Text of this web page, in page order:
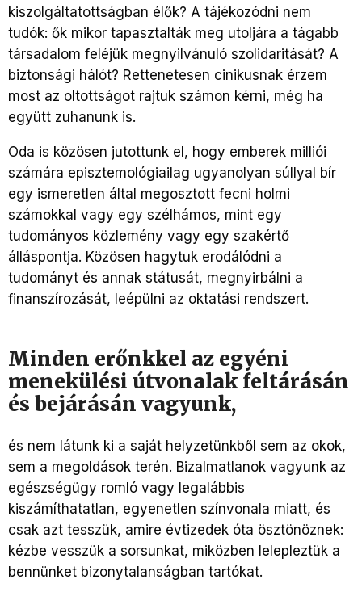
kiszolgáltatottságban élők? A tájékozódni nem
tudók: ők mikor tapasztalták meg utoljára a tágabb
társadalom feléjük megnyilvánuló szolidaritását? A
biztonsági hálót? Rettenetesen cinikusnak érzem
most az oltottságot rajtuk számon kérni, még ha
együtt zuhanunk is.
Oda is közösen jutottunk el, hogy emberek milliói
számára episztemológiailag ugyanolyan súllyal bír
egy ismeretlen által megosztott fecni holmi
számokkal vagy egy szélhámos, mint egy
tudományos közlemény vagy egy szakértő
álláspontja. Közösen hagytuk erodálódni a
tudományt és annak státusát, megnyirbálni a
finanszírozását, leépülni az oktatási rendszert.
Minden erőnkkel az egyéni
menekülési útvonalak feltárásán
és bejárásán vagyunk,
és nem látunk ki a saját helyzetünkből sem az okok,
sem a megoldások terén. Bizalmatlanok vagyunk az
egészségügy romló vagy legalábbis
kiszámíthatatlan, egyenetlen színvonala miatt, és
csak azt tesszük, amire évtizedek óta ösztönöznek:
kézbe vesszük a sorsunkat, miközben lelepleztük a
bennünket bizonytalanságban tartókat.